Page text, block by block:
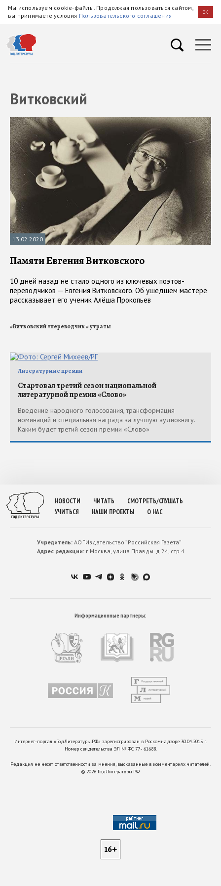
Мы используем cookie-файлы. Продолжая пользоваться сайтом,
вы принимаете условия Пользовательского соглашения OK
Витковский
13.02.2020
Памяти Евгения Витковского
10 дней назад не стало одного из ключевых поэтов-
переводчиков — Евгения Витковского. Об ушедшем мастере
рассказывает его ученик Алёша Прокопьев
#Витковский#переводчик#утраты
Литературные премии
Стартовал третий сезон национальной
литературной премии «Слово»
Введение народного голосования, трансформация
номинаций и специальная награда за лучшую аудиокнигу.
Каким будет третий сезон премии «Слово»
НОВОСТИ ЧИТАТЬ
СМОТРЕТЬ/СЛУШАТЬ
УЧИТЬСЯ
НАШИ ПРОЕКТЫ О НАС
Учредитель:АО “Издательство ”Российская Газета”
Адрес редакции:г.Москва, улица Правды. д.24, стр.4
Информационные партнеры:
Интернет-портал «ГодЛитературы.РФ» зарегистрирован в Роскомнадзоре 30.04.2015 г.
Номер свидетельства ЭЛ № ФС 77 - 61688.
Редакция не несет ответственности за мнения, высказанные в комментариях читателей.
© 2026 ГодЛитературы.РФ
16+